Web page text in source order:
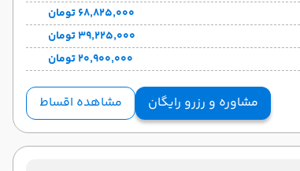
۶۸٬۸۲۵٬۰۰۰ تومان
۳۹٬۲۲۵٬۰۰۰ تومان
۲۰٬۹۰۰٬۰۰۰ تومان
مشاوره و رزرو رایگان مشاهده اقساط